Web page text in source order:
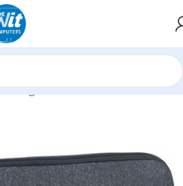
Gadgets Diversen